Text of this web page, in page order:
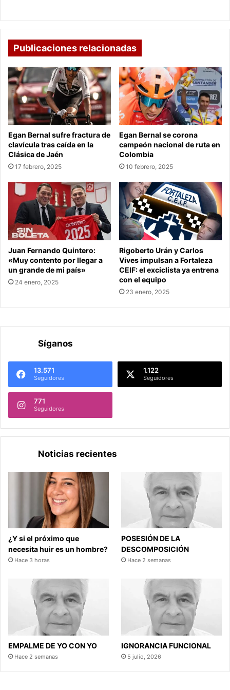
Publicaciones relacionadas
Egan Bernal sufre fractura de
clavícula tras caída en la
Clásica de Jaén
17 febrero, 2025
Egan Bernal se corona
campeón nacional de ruta en
Colombia
10 febrero, 2025
Juan Fernando Quintero:
«Muy contento por llegar a
un grande de mi país»
24 enero, 2025
Rigoberto Urán y Carlos
Vives impulsan a Fortaleza
CEIF: el exciclista ya entrena
con el equipo
23 enero, 2025
Síganos
13.571
Seguidores
1.122
Seguidores
771
Seguidores
Noticias recientes
¿Y si el próximo que
necesita huir es un hombre?
Hace 3 horas
POSESIÓN DE LA
DESCOMPOSICIÓN
Hace 2 semanas
EMPALME DE YO CON YO
Hace 2 semanas
IGNORANCIA FUNCIONAL
5 julio, 2026